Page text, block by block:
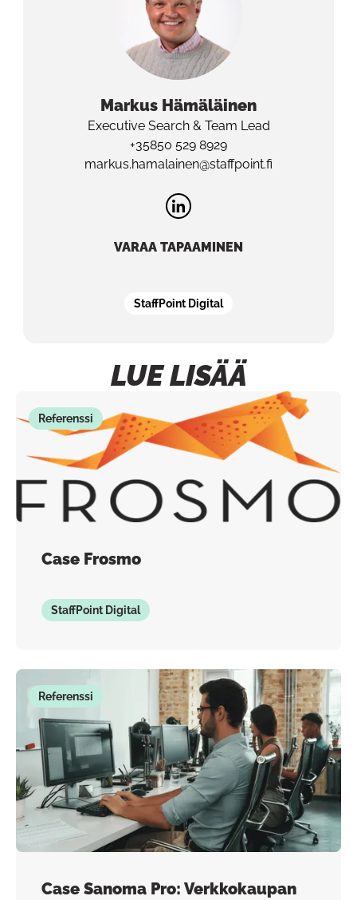
Markus Hämäläinen
Executive Search & Team Lead
+35850 529 8929
markus.hamalainen@staffpoint.fi
VARAA TAPAAMINEN
StaffPoint Digital
LUE LISÄÄ
Referenssi
Case Frosmo
StaffPoint Digital
Referenssi
Case Sanoma Pro: Verkkokaupan